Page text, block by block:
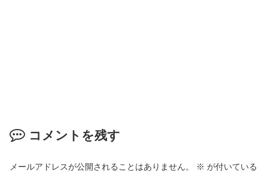
コメントを残す
メールアドレスが公開されることはありません。 ※ が付いている